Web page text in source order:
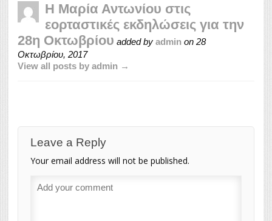
Η Μαρία Αντωνίου στις
εορταστικές εκδηλώσεις για την
28η Οκτωβρίου added by admin on 28
Οκτωβρίου, 2017
View all posts by admin →
Leave a Reply
Your email address will not be published.